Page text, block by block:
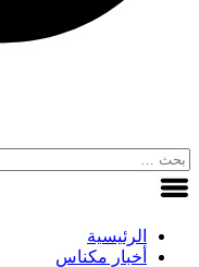
الرئيسية
أخبار مكناس